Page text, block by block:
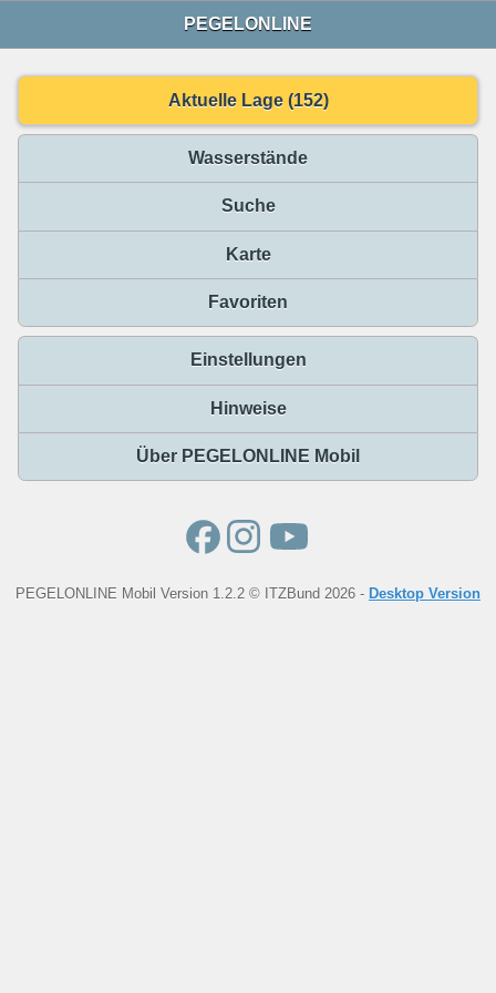
PEGELONLINE
Aktuelle Lage (152)
Wasserstände
Suche
Karte
Favoriten
Einstellungen
Hinweise
Über PEGELONLINE Mobil
PEGELONLINE Mobil Version 1.2.2 © ITZBund 2026 - Desktop Version